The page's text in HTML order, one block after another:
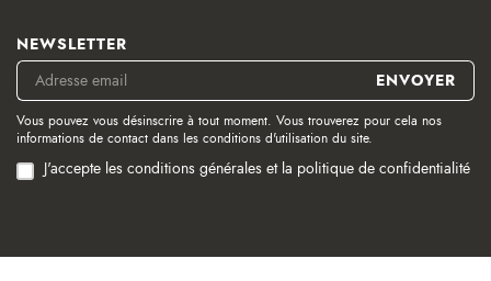
NEWSLETTER
Vous pouvez vous désinscrire à tout moment. Vous trouverez pour cela nos
informations de contact dans les conditions d'utilisation du site.
J'accepte les conditions générales et la politique de confidentialité